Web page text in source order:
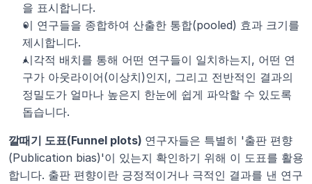
을 표시합니다.
이 연구들을 종합하여 산출한 통합(pooled) 효과 크기를
제시합니다.
시각적 배치를 통해 어떤 연구들이 일치하는지, 어떤 연
구가 아웃라이어(이상치)인지, 그리고 전반적인 결과의
정밀도가 얼마나 높은지 한눈에 쉽게 파악할 수 있도록
돕습니다.
깔때기 도표(Funnel plots) 연구자들은 특별히 '출판 편향
(Publication bias)'이 있는지 확인하기 위해 이 도표를 활용
합니다. 출판 편향이란 긍정적이거나 극적인 결과를 낸 연구